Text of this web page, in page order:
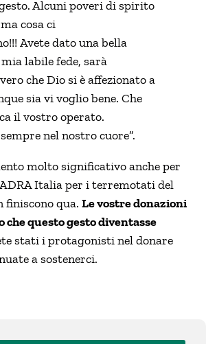
Alcuni poveri di spirito
cosa ci
Avete dato una bella
labile fede, sarà
che Dio si è affezionato a
sia vi voglio bene. Che
il vostro operato.
nel nostro cuore”.
molto significativo anche per
Italia per i terremotati del
finiscono qua. Le vostre donazioni
che questo gesto diventasse
stati i protagonisti nel donare
a sostenerci.